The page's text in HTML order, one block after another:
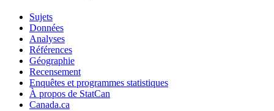
Sujets
Données
Analyses
Références
Géographie
Recensement
Enquêtes et programmes statistiques
À propos de StatCan
Canada.ca